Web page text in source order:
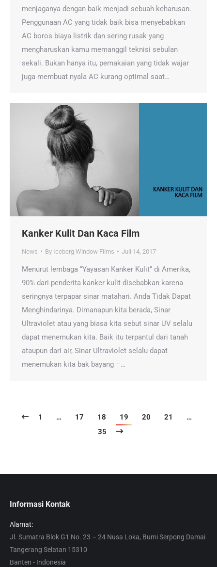
menjaganya dengan baik menjadi sebuah keharusan.
Penggunaan AC yang tidak baik bisa menyebabkan
AC boros biaya listrik dan sering rusak yang
mengharuskan kamu memanggil teknisi sebulan
sekali. Bukan hanya itu, pemakaian yang tidak wajar
juga membuat nyala AC kurang optimal saat…
Kanker Kulit Dan Kaca Film
News By Iceberg Window Films Juli 14, 2017
Menurut lembaga “Yayasan Kanker Kulit” di Amerika,
90% dari penderita kanker kulit disebabkan karena
seringnya terpapar sinar matahari. Anda Tidak Dapat
Menghindarinya. Dimanapun kita berada, Sinar
Ultraviolet atau yang biasa kita sebut sinar UV selalu
dapat menemukan kita. Baik itu terpantul dari tanah
ataupun dari air, Sinar Ultraviolet selalu dapat
menemukan kita bak bayang –…
1 … 17 18 19 20 21
…
35
Informasi Kontak
Alamat:
Jl. Sumatra Blok G1 No. 23 – 24 Nusa Loka, Bumi Serpong Damai
Tangerang Selatan 15310
Banten - Indonesia